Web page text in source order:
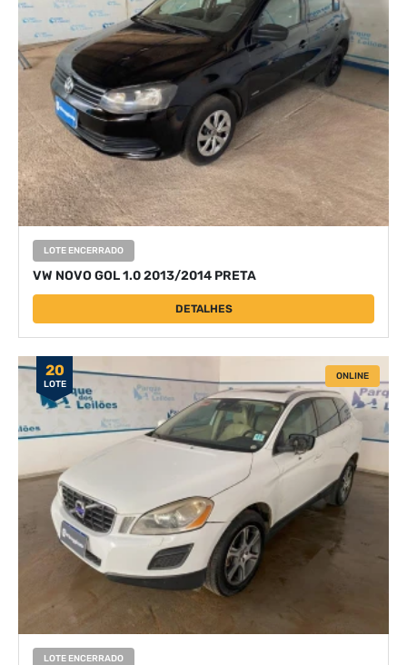
LOTE ENCERRADO
VW NOVO GOL 1.0 2013/2014 PRETA
DETALHES
20
LOTE
ONLINE
LOTE ENCERRADO